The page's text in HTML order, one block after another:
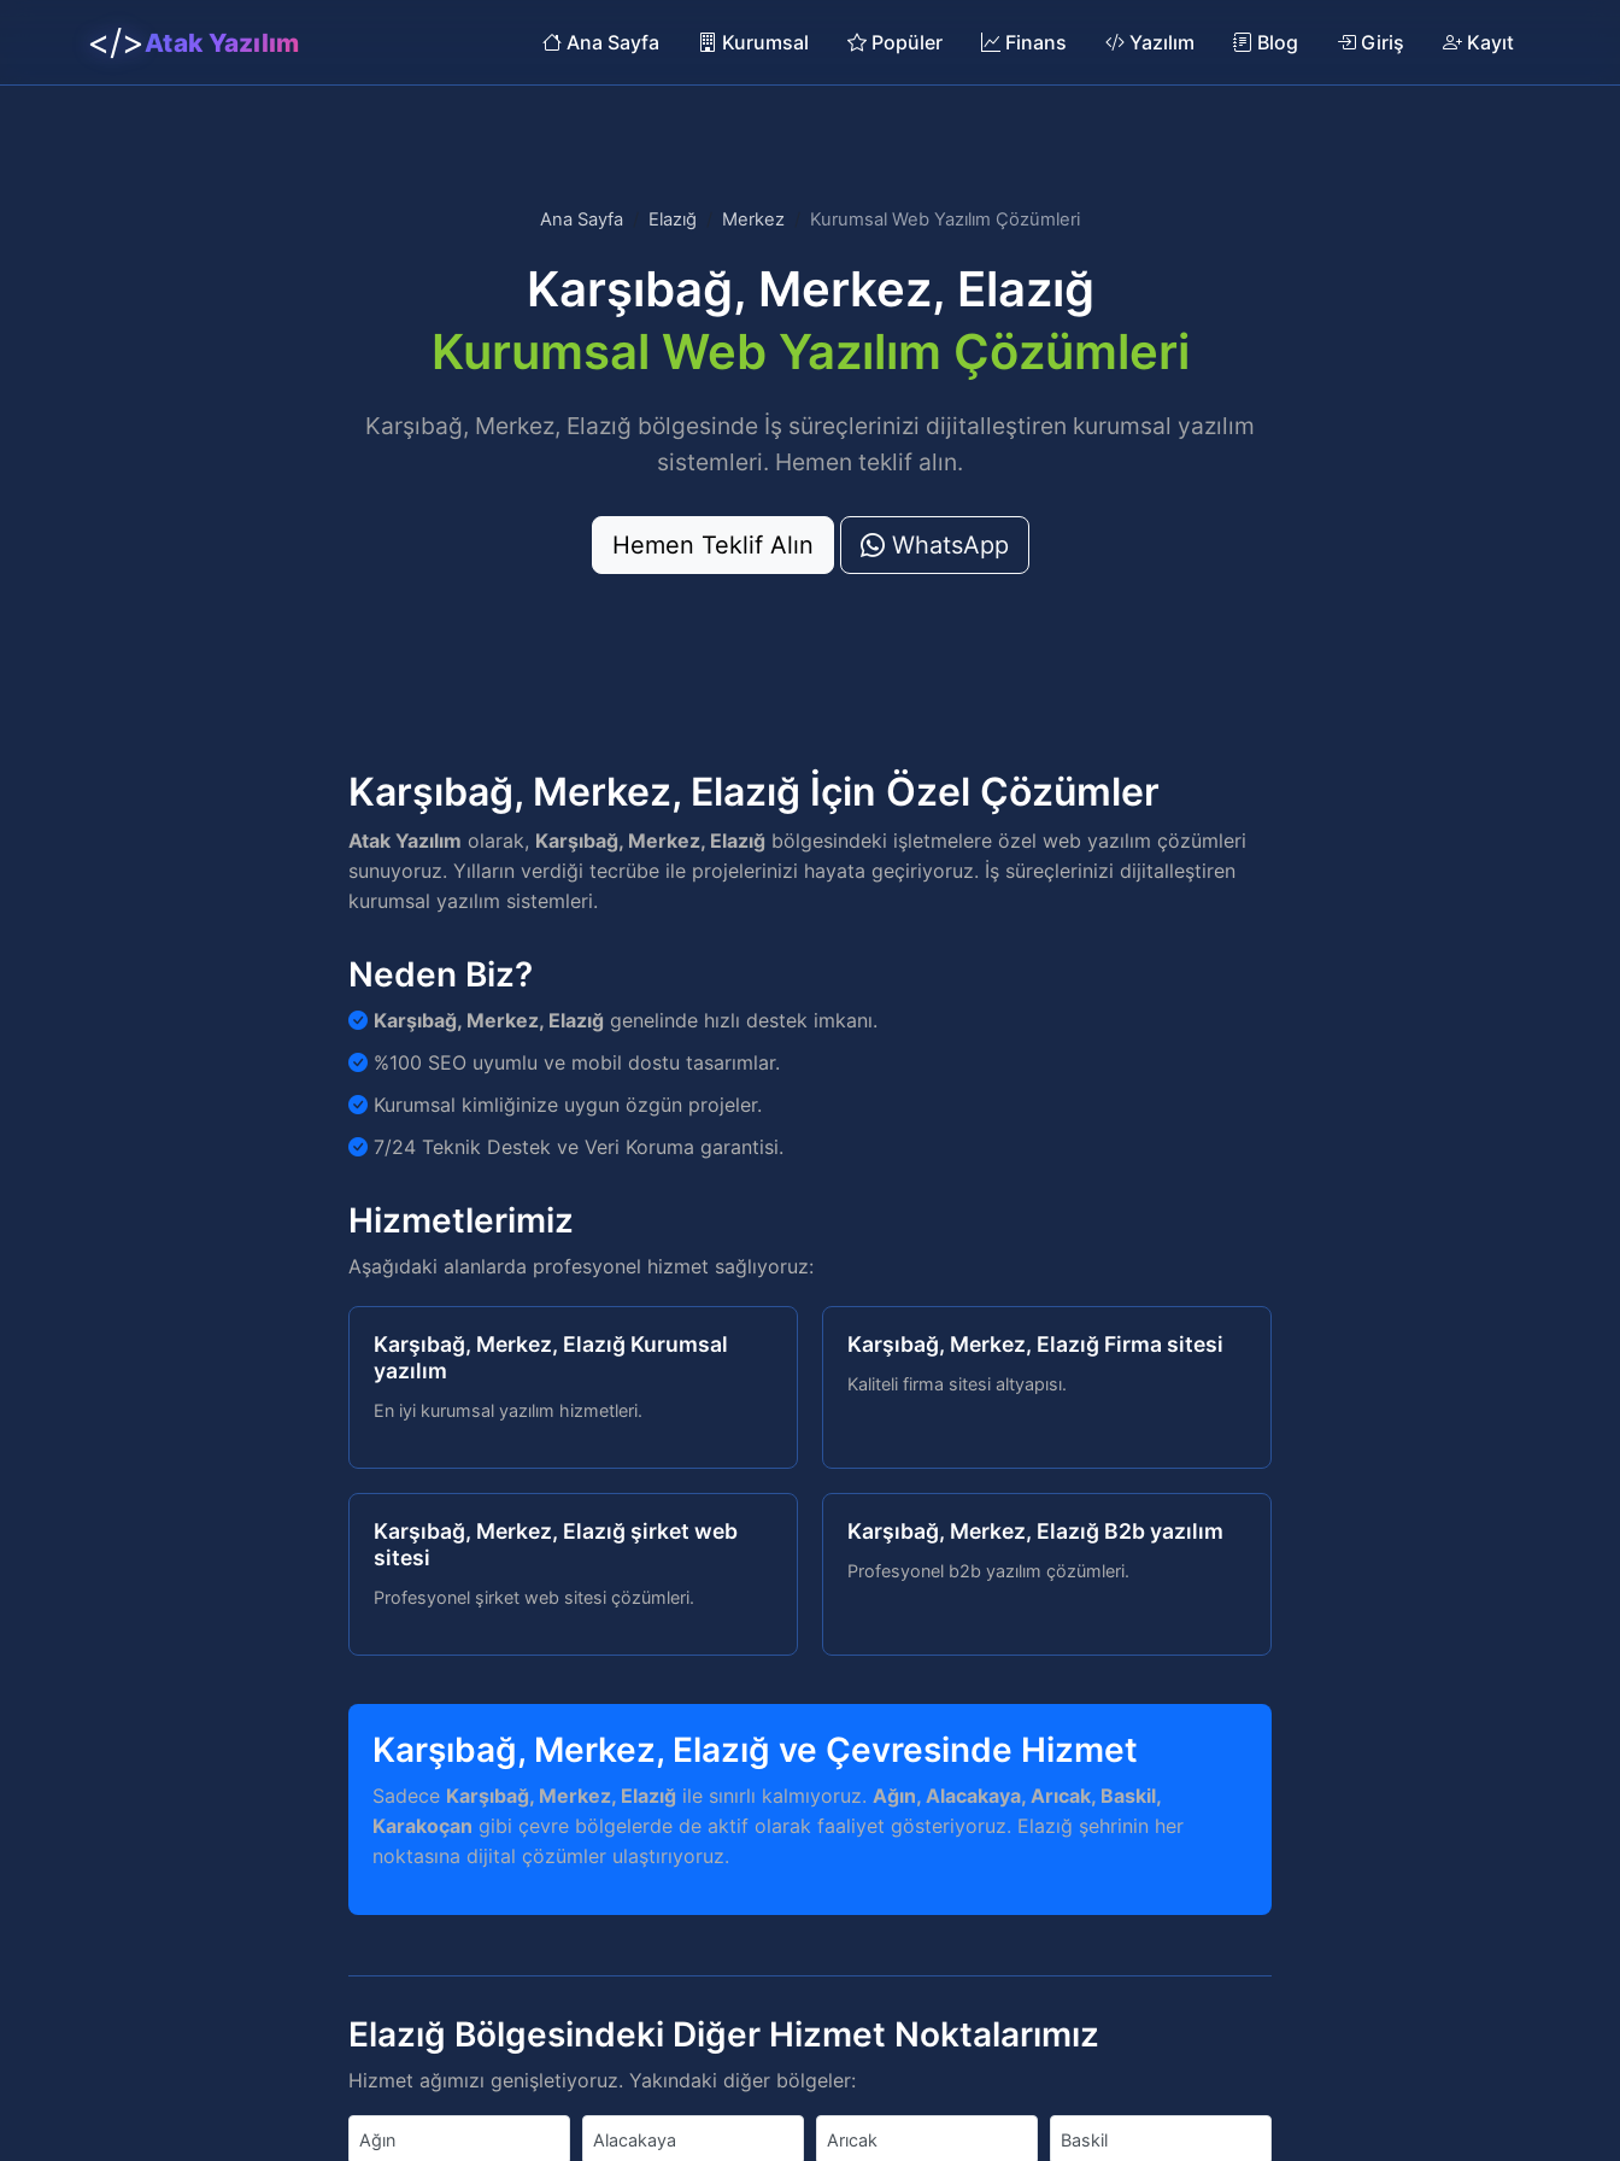
</>Atak Yazılım Ana Sayfa Kurumsal Popüler Finans Yazılım Blog Giriş Kayıt
Ana Sayfa Elazığ Merkez Kurumsal Web Yazılım Çözümleri
Karşıbağ, Merkez, Elazığ
Kurumsal Web Yazılım Çözümleri
Karşıbağ, Merkez, Elazığ bölgesinde İş süreçlerinizi dijitalleştiren kurumsal yazılım
sistemleri. Hemen teklif alın.
Hemen Teklif Alın WhatsApp
Karşıbağ, Merkez, Elazığ İçin Özel Çözümler
Atak Yazılım olarak, Karşıbağ, Merkez, Elazığ bölgesindeki işletmelere özel web yazılım çözümleri
sunuyoruz. Yılların verdiği tecrübe ile projelerinizi hayata geçiriyoruz. İş süreçlerinizi dijitalleştiren
kurumsal yazılım sistemleri.
Neden Biz?
Karşıbağ, Merkez, Elazığ genelinde hızlı destek imkanı.
%100 SEO uyumlu ve mobil dostu tasarımlar.
Kurumsal kimliğinize uygun özgün projeler.
7/24 Teknik Destek ve Veri Koruma garantisi.
Hizmetlerimiz
Aşağıdaki alanlarda profesyonel hizmet sağlıyoruz:
Karşıbağ, Merkez, Elazığ Kurumsal
yazılım
En iyi kurumsal yazılım hizmetleri.
Karşıbağ, Merkez, Elazığ Firma sitesi
Kaliteli firma sitesi altyapısı.
Karşıbağ, Merkez, Elazığ şirket web
sitesi
Profesyonel şirket web sitesi çözümleri.
Karşıbağ, Merkez, Elazığ B2b yazılım
Profesyonel b2b yazılım çözümleri.
Karşıbağ, Merkez, Elazığ ve Çevresinde Hizmet
Sadece Karşıbağ, Merkez, Elazığ ile sınırlı kalmıyoruz.Ağın, Alacakaya, Arıcak, Baskil,
Karakoçan gibi çevre bölgelerde de aktif olarak faaliyet gösteriyoruz. Elazığ şehrinin her
noktasına dijital çözümler ulaştırıyoruz.
Elazığ Bölgesindeki Diğer Hizmet Noktalarımız
Hizmet ağımızı genişletiyoruz. Yakındaki diğer bölgeler:
Ağın Alacakaya Arıcak Baskil